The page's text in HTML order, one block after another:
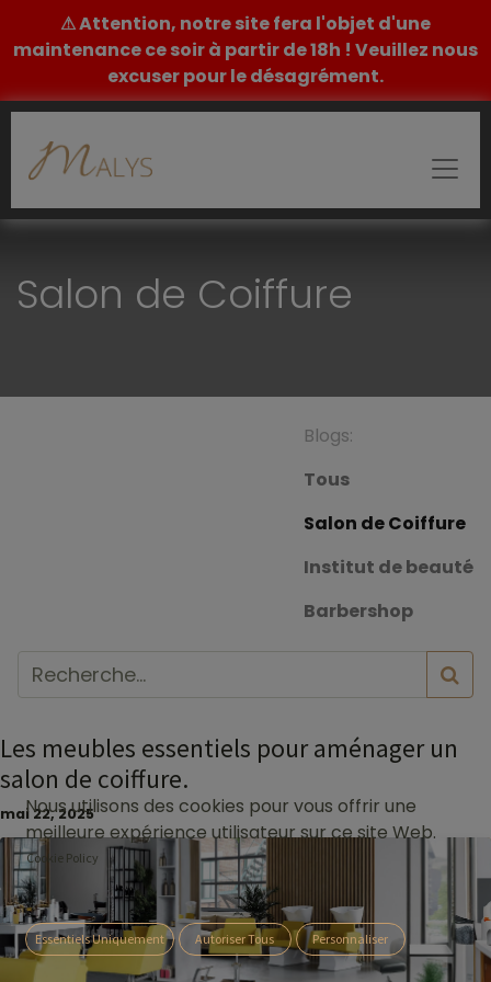
⚠ Attention, notre site fera l'objet d'une
maintenance ce soir à partir de 18h ! Veuillez nous
excuser pour le désagrément.
Salon de Coiffure
Blogs:
Tous
Salon de Coiffure
Institut de beauté
Barbershop
Les meubles essentiels pour aménager un
salon de coiffure.
mai 22, 2025
Nous utilisons des cookies pour vous offrir une
meilleure expérience utilisateur sur ce site Web.
Cookie Policy
Essentiels Uniquement Autoriser Tous Personnaliser